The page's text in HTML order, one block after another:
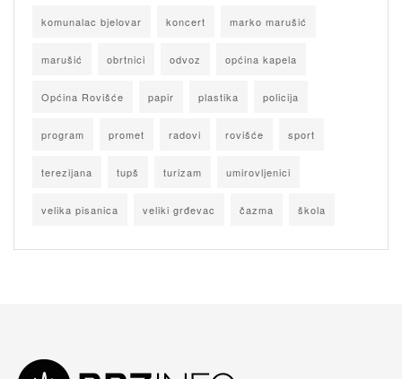
komunalac bjelovar koncert marko marušić
marušić obrtnici odvoz općina kapela
Općina Rovišće papir plastika policija
program promet radovi rovišće sport
terezijana tupš turizam umirovljenici
velika pisanica veliki grđevac čazma škola